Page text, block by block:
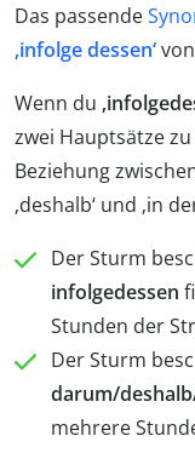
Das passende
‚infolge dessen‘
Wenn du
zwei Hauptsätze
Beziehung
‚deshalb‘ und ‚in
Der Sturm
infolgedessen
Stunden der
Der Sturm
darum/
mehrere